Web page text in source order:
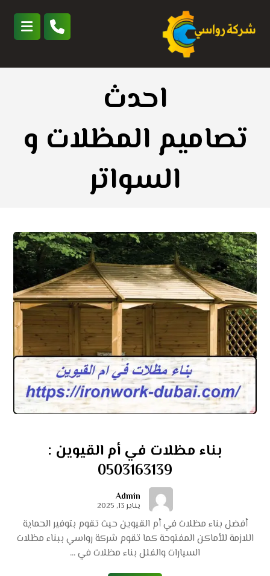
احدث
تصاميم المظلات و
السواتر
بناء مظلات في أم القيوين :
0503163139
Admin
يناير 13, 2025
أفضل بناء مظلات في أم القيوين حيث تقوم بتوفير الحماية
اللازمة للأماكن المفتوحة كما تقوم شركة رواسي ببناء مظلات
السيارات والفلل بناء مظلات في ...